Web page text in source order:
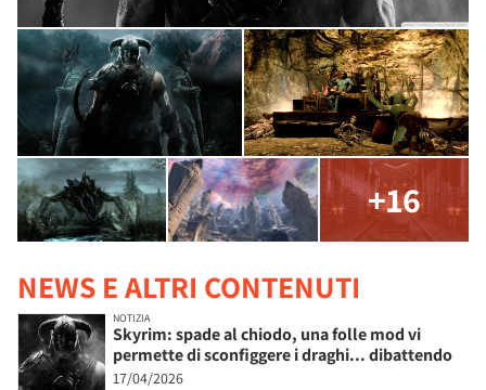
+16
NEWS E ALTRI CONTENUTI
NOTIZIA
Skyrim: spade al chiodo, una folle mod vi
permette di sconfiggere i draghi... dibattendo
17/04/2026